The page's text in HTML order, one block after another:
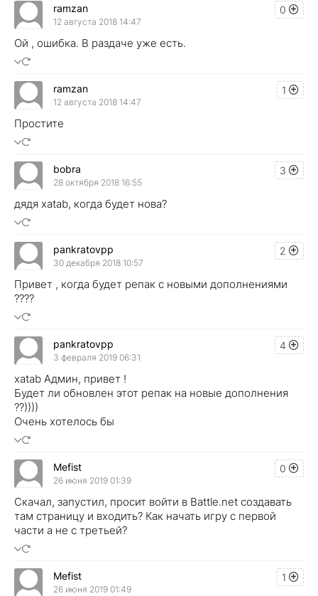
0
ramzan
12 августа 2018 14:47
Ой , ошибка. В раздаче уже есть.
1
ramzan
12 августа 2018 14:47
Простите
3
bobra
28 октября 2018 16:55
дядя xatab, когда будет нова?
2
pankratovpp
30 декабря 2018 10:57
Привет , когда будет репак с новыми дополнениями
????
4
pankratovpp
3 февраля 2019 06:31
xatab Админ, привет !
Будет ли обновлен этот репак на новые дополнения
??))))
Очень хотелось бы
0
Mefist
26 июня 2019 01:39
Скачал, запустил, просит войти в Battle.net создавать
там страницу и входить? Как начать игру с первой
части а не с третьей?
1
Mefist
26 июня 2019 01:49